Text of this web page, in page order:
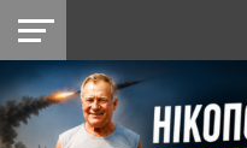
НІКОПОЛЬ
РАЙОН
СІЧЕСЛАВСЬКА
УКРАЇНА
РЕТРО
НІКОПОЛЬ
ЛАЙТ
УКРАЇНА
ДОПОМОГА
РАДІО